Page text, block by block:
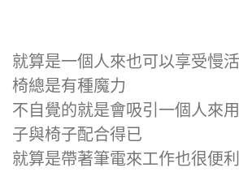
就算是一個人來也可以享受慢
椅總是有種魔力
不自覺的就是會吸引一個人來
子與椅子配合得已
就算是帶著筆電來工作也很便